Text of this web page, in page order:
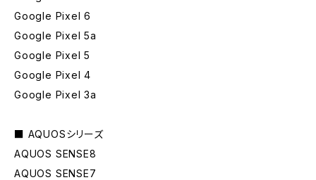
Google Pixel 6
Google Pixel 5a
Google Pixel 5
Google Pixel 4
Google Pixel 3a
■ AQUOSシリーズ
AQUOS SENSE8
AQUOS SENSE7